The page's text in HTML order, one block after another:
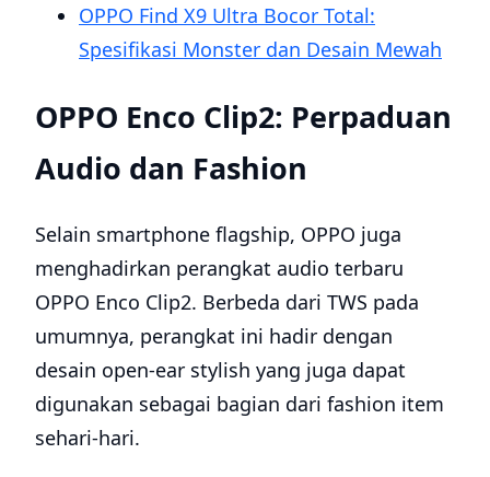
OPPO Find X9 Ultra Bocor Total:
Spesifikasi Monster dan Desain Mewah
OPPO Enco Clip2: Perpaduan
Audio dan Fashion
Selain smartphone flagship, OPPO juga
menghadirkan perangkat audio terbaru
OPPO Enco Clip2. Berbeda dari TWS pada
umumnya, perangkat ini hadir dengan
desain open-ear stylish yang juga dapat
digunakan sebagai bagian dari fashion item
sehari-hari.